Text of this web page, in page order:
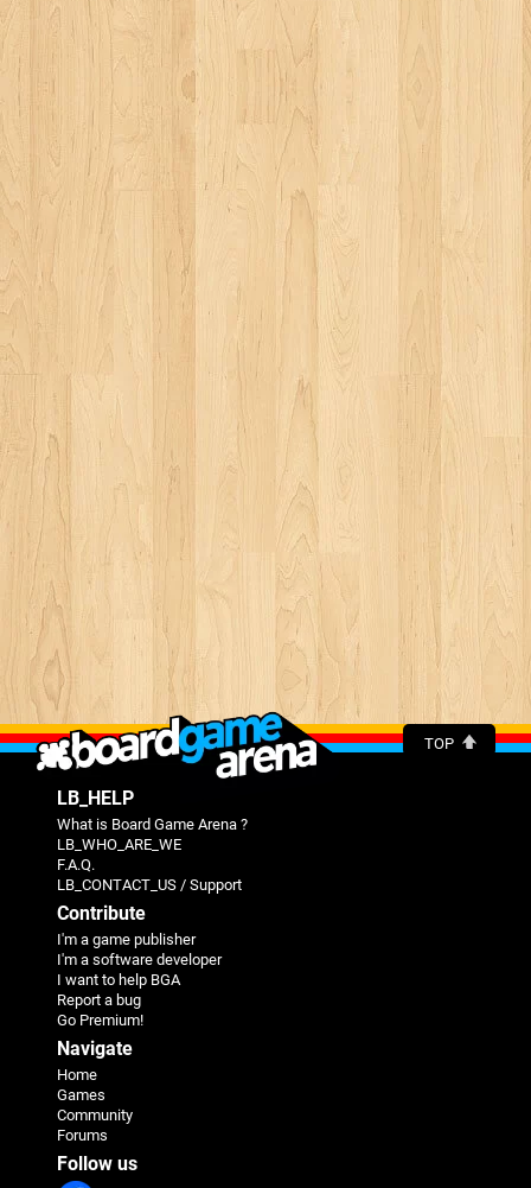
TOP
LB_HELP
What is Board Game Arena ?
LB_WHO_ARE_WE
F.A.Q.
LB_CONTACT_US / Support
Contribute
I'm a game publisher
I'm a software developer
I want to help BGA
Report a bug
Go Premium!
Navigate
Home
Games
Community
Forums
Follow us